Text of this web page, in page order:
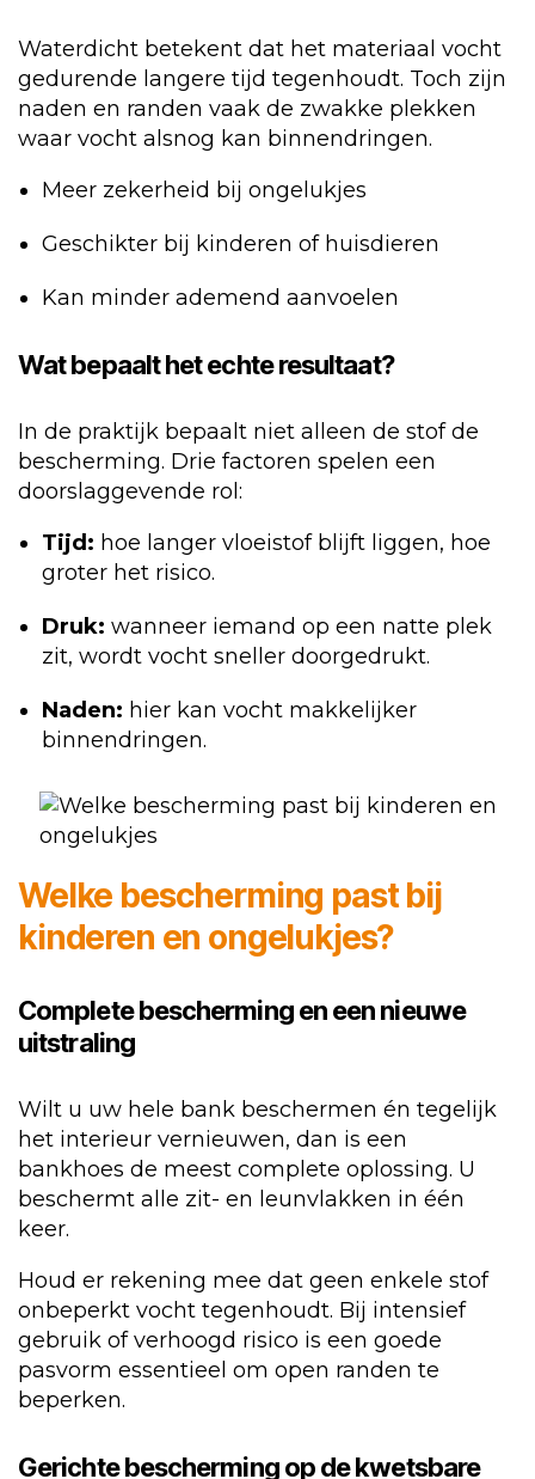
Waterdicht betekent dat het materiaal vocht
gedurende langere tijd tegenhoudt. Toch zijn
naden en randen vaak de zwakke plekken
waar vocht alsnog kan binnendringen.
Meer zekerheid bij ongelukjes
Geschikter bij kinderen of huisdieren
Kan minder ademend aanvoelen
Wat bepaalt het echte resultaat?
In de praktijk bepaalt niet alleen de stof de
bescherming. Drie factoren spelen een
doorslaggevende rol:
Tijd: hoe langer vloeistof blijft liggen, hoe
groter het risico.
Druk: wanneer iemand op een natte plek
zit, wordt vocht sneller doorgedrukt.
Naden: hier kan vocht makkelijker
binnendringen.
Welke bescherming past bij
kinderen en ongelukjes?
Complete bescherming en een nieuwe
uitstraling
Wilt u uw hele bank beschermen én tegelijk
het interieur vernieuwen, dan is een
bankhoes de meest complete oplossing. U
beschermt alle zit- en leunvlakken in één
keer.
Houd er rekening mee dat geen enkele stof
onbeperkt vocht tegenhoudt. Bij intensief
gebruik of verhoogd risico is een goede
pasvorm essentieel om open randen te
beperken.
Gerichte bescherming op de kwetsbare